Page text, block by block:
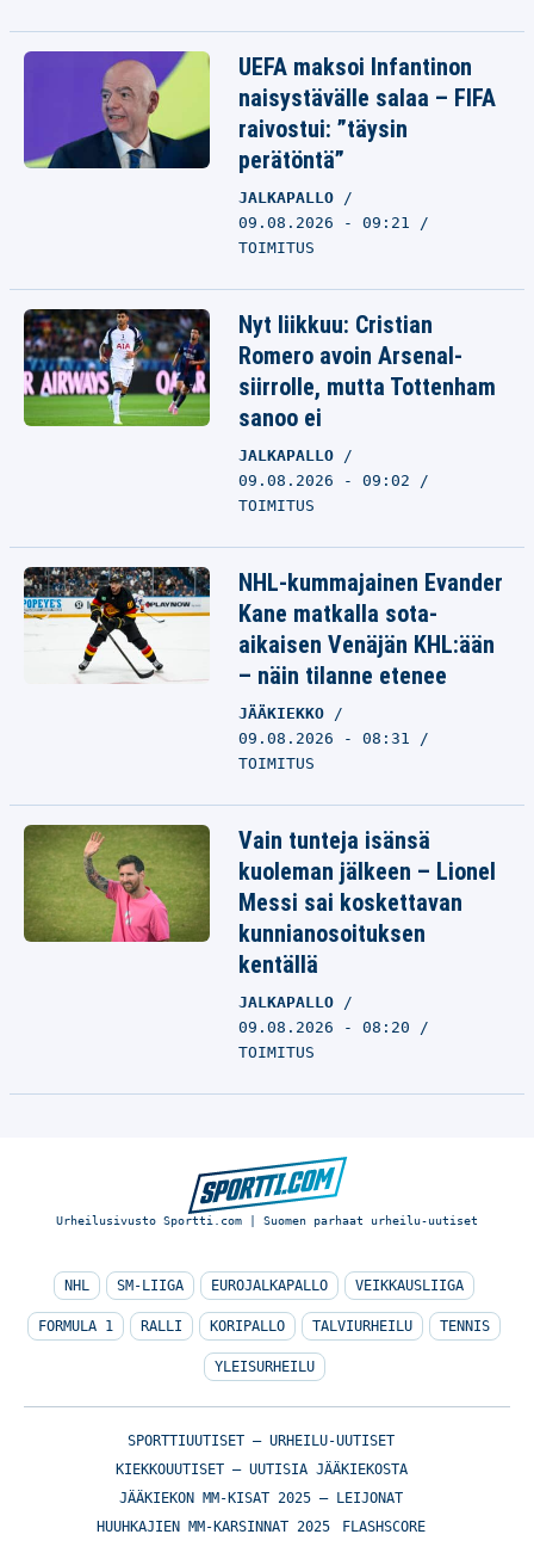
UEFA maksoi Infantinon
naisystävälle salaa – FIFA
raivostui: ”täysin
perätöntä”
JALKAPALLO
09.08.2026 - 09:21
TOIMITUS
Nyt liikkuu: Cristian
Romero avoin Arsenal-
siirrolle, mutta Tottenham
sanoo ei
JALKAPALLO
09.08.2026 - 09:02
TOIMITUS
NHL-kummajainen Evander
Kane matkalla sota-
aikaisen Venäjän KHL:ään
– näin tilanne etenee
JÄÄKIEKKO
09.08.2026 - 08:31
TOIMITUS
Vain tunteja isänsä
kuoleman jälkeen – Lionel
Messi sai koskettavan
kunnianosoituksen
kentällä
JALKAPALLO
09.08.2026 - 08:20
TOIMITUS
Urheilusivusto Sportti.com | Suomen parhaat urheilu-uutiset
NHL SM-LIIGA EUROJALKAPALLO VEIKKAUSLIIGA
FORMULA 1 RALLI KORIPALLO TALVIURHEILU TENNIS
YLEISURHEILU
SPORTTIUUTISET – URHEILU-UUTISET
KIEKKOUUTISET – UUTISIA JÄÄKIEKOSTA
JÄÄKIEKON MM-KISAT 2025 – LEIJONAT
HUUHKAJIEN MM-KARSINNAT 2025
FLASHSCORE